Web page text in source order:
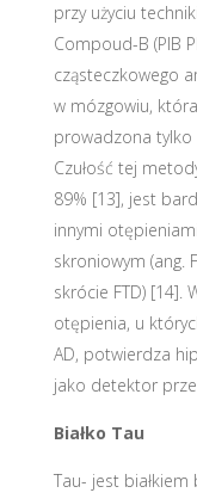
przy użyciu
Compoud-B (PIB
cząsteczkowego
w mózgowiu,
prowadzona tylko
Czułość tej
89% [13], jest
innymi
skroniowym
skrócie FTD) [14].
otępienia, u
AD, potwierdza
jako detektor
Białko Tau
Tau- jest